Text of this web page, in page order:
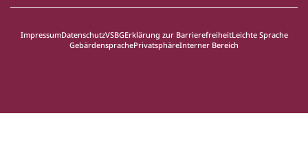
ImpressumDatenschutzVSBGErklärung zur BarrierefreiheitLeichte Sprache
GebärdensprachePrivatsphäreInterner Bereich